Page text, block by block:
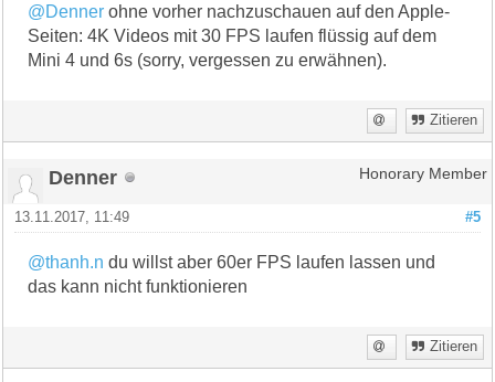
@Denner ohne vorher nachzuschauen auf den Apple-
Seiten: 4K Videos mit 30 FPS laufen flüssig auf dem
Mini 4 und 6s (sorry, vergessen zu erwähnen).
Zitieren
Denner Honorary Member
#5
13.11.2017, 11:49
@thanh.n du willst aber 60er FPS laufen lassen und
das kann nicht funktionieren
Zitieren